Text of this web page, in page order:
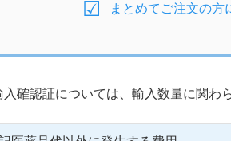
まとめてご注文の方
確認証については、輸入数量に関わ